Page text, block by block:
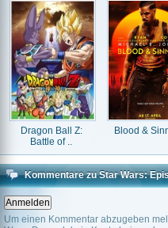
Dragon Ball Z:
Battle of ..
Blood &
Kommentare zu Star Wars:
Um einen Kommentar abzugeben